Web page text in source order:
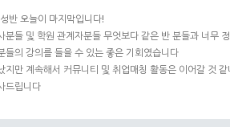
반 오늘이 마지막입니다!
분들 및 학원 관계자분들 무엇보다 같은 반 분들과 너무
들의 강의를 들을 수 있는 좋은 기회였습니다
지만 계속해서 커뮤니티 및 취업매칭 활동은 이어갈 것 같
드립니다